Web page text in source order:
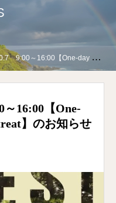
【One-day deep forest voice retreat】のお知らせ
～16:00【One-
】のお知らせ